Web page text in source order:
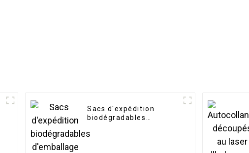
Sacs d'expédition
biodégradables
par logo personnalisé